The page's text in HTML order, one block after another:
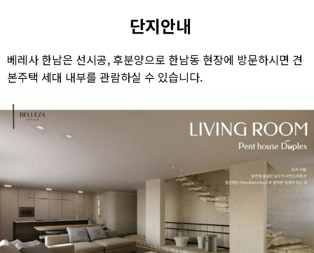
단지안내
베레사 한남은 선시공, 후분양으로 한남동 현장에 방문하시면 견
본주택 세대 내부를 관람하실 수 있습니다.